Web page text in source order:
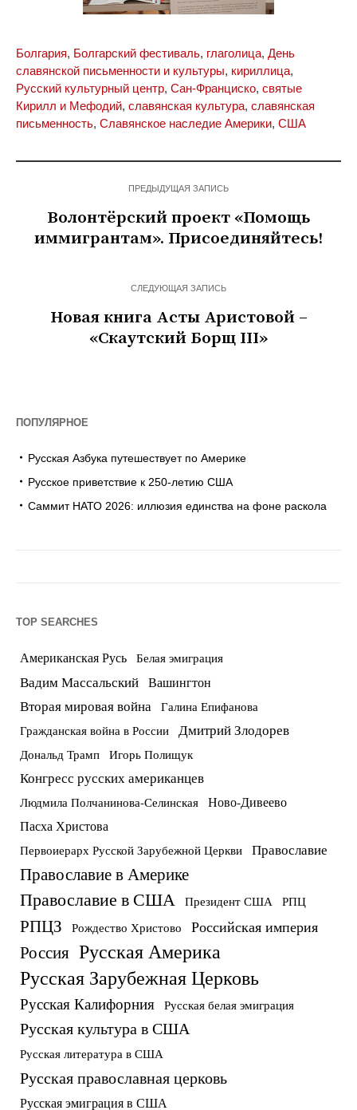
Болгария, Болгарский фестиваль, глаголица, День
славянской письменности и культуры, кириллица,
Русский культурный центр, Сан-Франциско, святые
Кирилл и Мефодий, славянская культура, славянская
письменность, Славянское наследие Америки, США
ПРЕДЫДУЩАЯ ЗАПИСЬ
Волонтёрский проект «Помощь
иммигрантам». Присоединяйтесь!
СЛЕДУЮЩАЯ ЗАПИСЬ
Новая книга Асты Аристовой –
«Скаутский Борщ III»
ПОПУЛЯРНОЕ
Русская Азбука путешествует по Америке
Русское приветствие к 250-летию США
Саммит НАТО 2026: иллюзия единства на фоне раскола
TOP SEARCHES
Американская Русь Белая эмиграция
Вадим Массальский Вашингтон
Вторая мировая война Галина Епифанова
Гражданская война в России Дмитрий Злодорев
Дональд Трамп Игорь Полищук
Конгресс русских американцев
Людмила Полчанинова-Селинская Ново-Дивеево
Пасха Христова
Первоиерарх Русской Зарубежной Церкви Православие
Православие в Америке
Православие в США Президент США РПЦ
РПЦЗ Рождество Христово Российская империя
Россия Русская Америка
Русская Зарубежная Церковь
Русская Калифорния Русская белая эмиграция
Русская культура в США
Русская литература в США
Русская православная церковь
Русская эмиграция в США